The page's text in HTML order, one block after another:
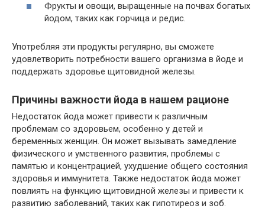
Фрукты и овощи, выращенные на почвах богатых
йодом, таких как горчица и редис.
Употребляя эти продукты регулярно, вы сможете
удовлетворить потребности вашего организма в йоде и
поддержать здоровье щитовидной железы.
Причины важности йода в нашем рационе
Недостаток йода может привести к различным
проблемам со здоровьем, особенно у детей и
беременных женщин. Он может вызывать замедление
физического и умственного развития, проблемы с
памятью и концентрацией, ухудшение общего состояния
здоровья и иммунитета. Также недостаток йода может
повлиять на функцию щитовидной железы и привести к
развитию заболеваний, таких как гипотиреоз и зоб.